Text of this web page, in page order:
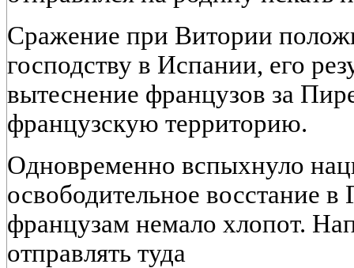
Сражение при Витории
господству в Испании, его
вытеснение французов за
французскую территорию.
Одновременно вспыхнуло
освободительное восстание
французам немало хлопот.
отправлять туда